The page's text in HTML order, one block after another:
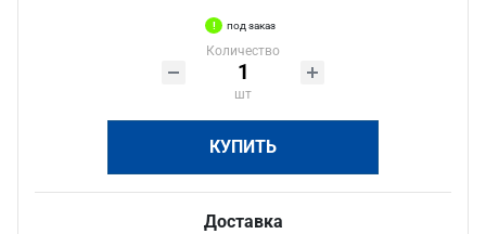
под заказ
Количество
шт
КУПИТЬ
Доставка